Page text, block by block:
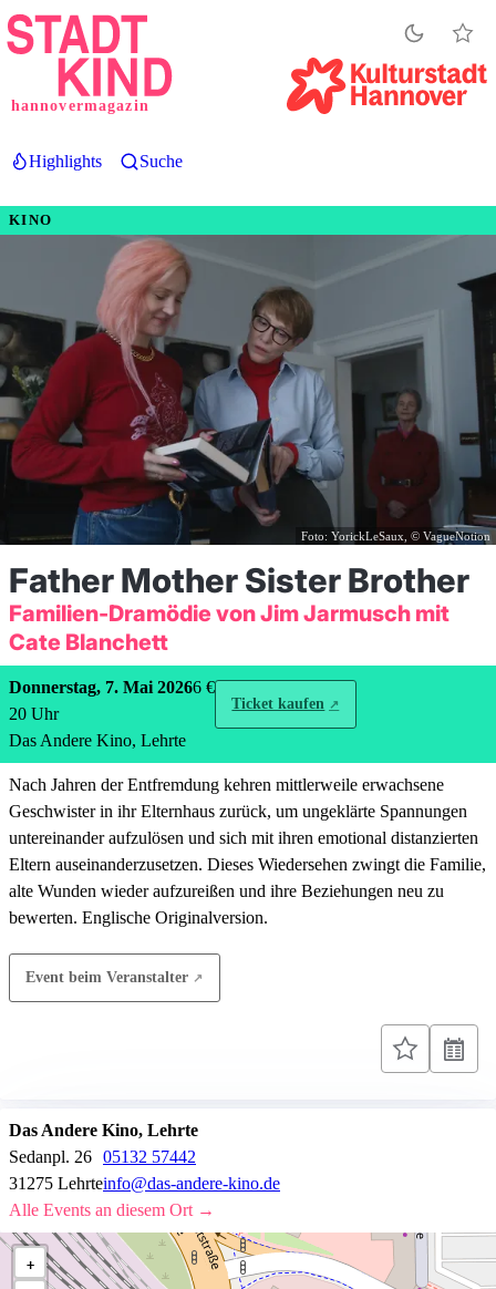
Direkt
zum
hannovermagazin
Highlights Suche
KINO
Foto: YorickLeSaux, © VagueNotion
Father Mother Sister Brother
Familien-Dramödie von Jim Jarmusch mit
Cate Blanchett
Donnerstag, 7. Mai 2026
20 Uhr
Das Andere Kino, Lehrte
6 €
Ticket kaufen
Nach Jahren der Entfremdung kehren mittlerweile erwachsene
Geschwister in ihr Elternhaus zurück, um ungeklärte Spannungen
untereinander aufzulösen und sich mit ihren emotional distanzierten
Eltern auseinanderzusetzen. Dieses Wiedersehen zwingt die Familie,
alte Wunden wieder aufzureißen und ihre Beziehungen neu zu
bewerten. Englische Originalversion.
Event beim Veranstalter
Das Andere Kino, Lehrte
Sedanpl. 26
31275 Lehrte
05132 57442
info@das-andere-kino.de
Alle Events an diesem Ort →
+